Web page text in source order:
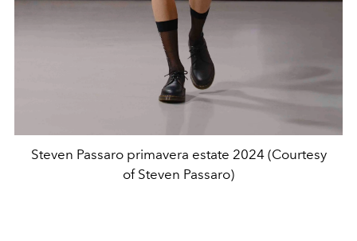
Steven Passaro primavera estate 2024 (Courtesy
of Steven Passaro)